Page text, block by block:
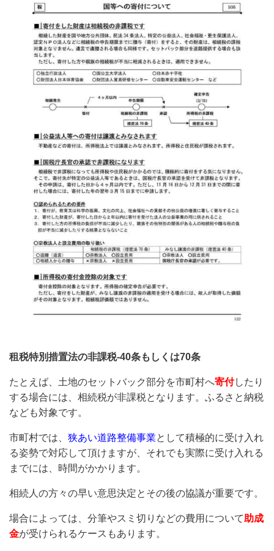
租税特別措置法の非課税-40条もしくは70条
たとえば、土地のセットバック部分を市町村へ寄付したり
する場合には、相続税が非課税となります。ふるさと納税
なども対象です。
市町村では、 狭あい道路整備事業として積極的に受け入れ
る姿勢で対応して頂けますが、それでも実際に受け入れる
までには、時間がかかります。
相続人の方々の早い意思決定とその後の協議が重要です。
場合によっては、分筆やスミ切りなどの費用について助成
金が受けられるケースもあります。